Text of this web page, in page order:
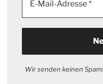
Wir senden keinen